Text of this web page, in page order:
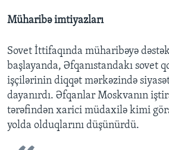
Müharibə imtiyazları
Sovet İttifaqında müharibəyə
başlayanda, Əfqanıstandakı sovet
işçilərinin diqqət mərkəzində
dayanırdı. Əfqanlar Moskvanın
tərəfindən xarici müdaxilə kimi
yolda olduqlarını düşünürdü.